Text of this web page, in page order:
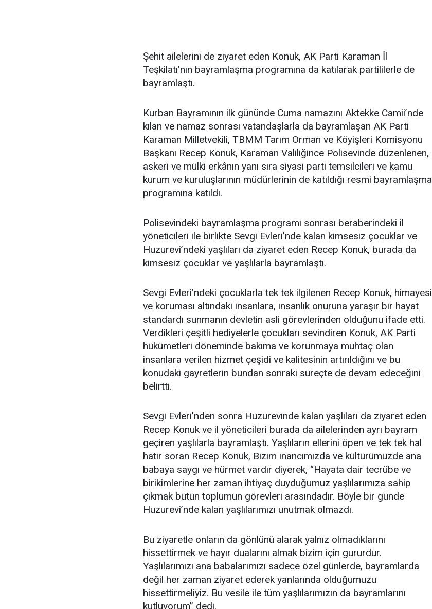
Şehit ailelerini de ziyaret eden Konuk, AK Parti Karaman İl
Teşkilatı’nın bayramlaşma programına da katılarak partililerle de
bayramlaştı.
Kurban Bayramının ilk gününde Cuma namazını Aktekke Camii’nde
kılan ve namaz sonrası vatandaşlarla da bayramlaşan AK Parti
Karaman Milletvekili, TBMM Tarım Orman ve Köyişleri Komisyonu
Başkanı Recep Konuk, Karaman Valiliğince Polisevinde düzenlenen,
askeri ve mülki erkânın yanı sıra siyasi parti temsilcileri ve kamu
kurum ve kuruluşlarının müdürlerinin de katıldığı resmi bayramlaşma
programına katıldı.
Polisevindeki bayramlaşma programı sonrası beraberindeki il
yöneticileri ile birlikte Sevgi Evleri’nde kalan kimsesiz çocuklar ve
Huzurevi’ndeki yaşlıları da ziyaret eden Recep Konuk, burada da
kimsesiz çocuklar ve yaşlılarla bayramlaştı.
Sevgi Evleri’ndeki çocuklarla tek tek ilgilenen Recep Konuk, himayesi
ve koruması altındaki insanlara, insanlık onuruna yaraşır bir hayat
standardı sunmanın devletin asli görevlerinden olduğunu ifade etti.
Verdikleri çeşitli hediyelerle çocukları sevindiren Konuk, AK Parti
hükümetleri döneminde bakıma ve korunmaya muhtaç olan
insanlara verilen hizmet çeşidi ve kalitesinin artırıldığını ve bu
konudaki gayretlerin bundan sonraki süreçte de devam edeceğini
belirtti.
Sevgi Evleri’nden sonra Huzurevinde kalan yaşlıları da ziyaret eden
Recep Konuk ve il yöneticileri burada da ailelerinden ayrı bayram
geçiren yaşlılarla bayramlaştı. Yaşlıların ellerini öpen ve tek tek hal
hatır soran Recep Konuk, Bizim inancımızda ve kültürümüzde ana
babaya saygı ve hürmet vardır diyerek, “Hayata dair tecrübe ve
birikimlerine her zaman ihtiyaç duyduğumuz yaşlılarımıza sahip
çıkmak bütün toplumun görevleri arasındadır. Böyle bir günde
Huzurevi’nde kalan yaşlılarımızı unutmak olmazdı.
Bu ziyaretle onların da gönlünü alarak yalnız olmadıklarını
hissettirmek ve hayır dualarını almak bizim için gururdur.
Yaşlılarımızı ana babalarımızı sadece özel günlerde, bayramlarda
değil her zaman ziyaret ederek yanlarında olduğumuzu
hissettirmeliyiz. Bu vesile ile tüm yaşlılarımızın da bayramlarını
kutluyorum” dedi.